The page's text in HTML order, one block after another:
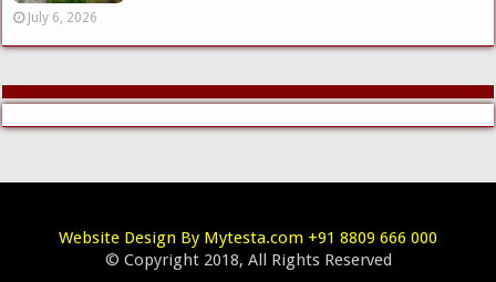
July 6, 2026
Website Design By Mytesta.com +91 8809 666 000
© Copyright 2018, All Rights Reserved